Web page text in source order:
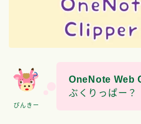
ぴんきー
OneNote Web
ぶくりっぱー？